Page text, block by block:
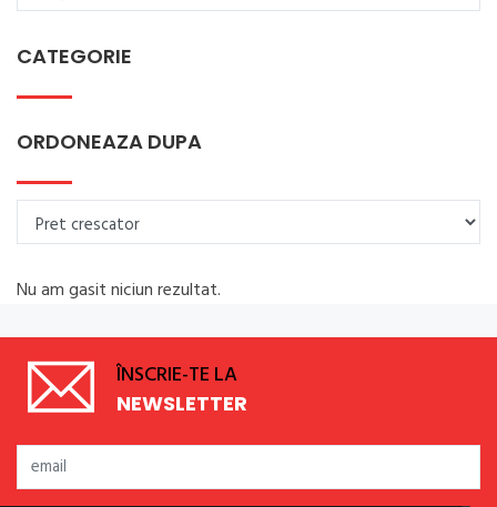
CATEGORIE
ORDONEAZA DUPA
Nu am gasit niciun rezultat.
ÎNSCRIE-TE LA
NEWSLETTER